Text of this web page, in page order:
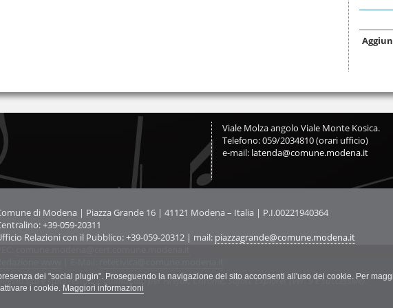
dei "social plugin". Proseguendo la navigazione del sito acconsenti all'uso dei cookie. Per
i cookie. Maggiori informazioni
Viale Molza angolo Viale Monte Kosica.
Telefono: 059/2034810 (orari ufficio)
e-mail: latenda@comune.modena.it
di Modena | Piazza Grande 16 | 41121 Modena – Italia | P.I.00221940364
+39-059-20311
Relazioni con il Pubblico: +39-059-20312 | mail: piazzagrande@comune.modena.it
sito è stato testato e ottimizzato per Firefox, Chrome, Safari, Explorer (Ver. 9 e successive).